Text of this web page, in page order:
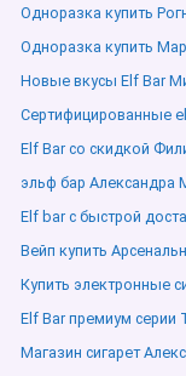
Одноразка купить
Одноразка купить
Новые вкусы Elf Bar
Сертифицированные
Elf Bar со скидкой
эльф бар Александра
Elf bar с быстрой
Вейп купить
Купить электронные
Elf Bar премиум серии
Магазин сигарет